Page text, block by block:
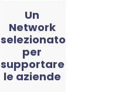
Un
Network
selezionato
per
supportare
le aziende